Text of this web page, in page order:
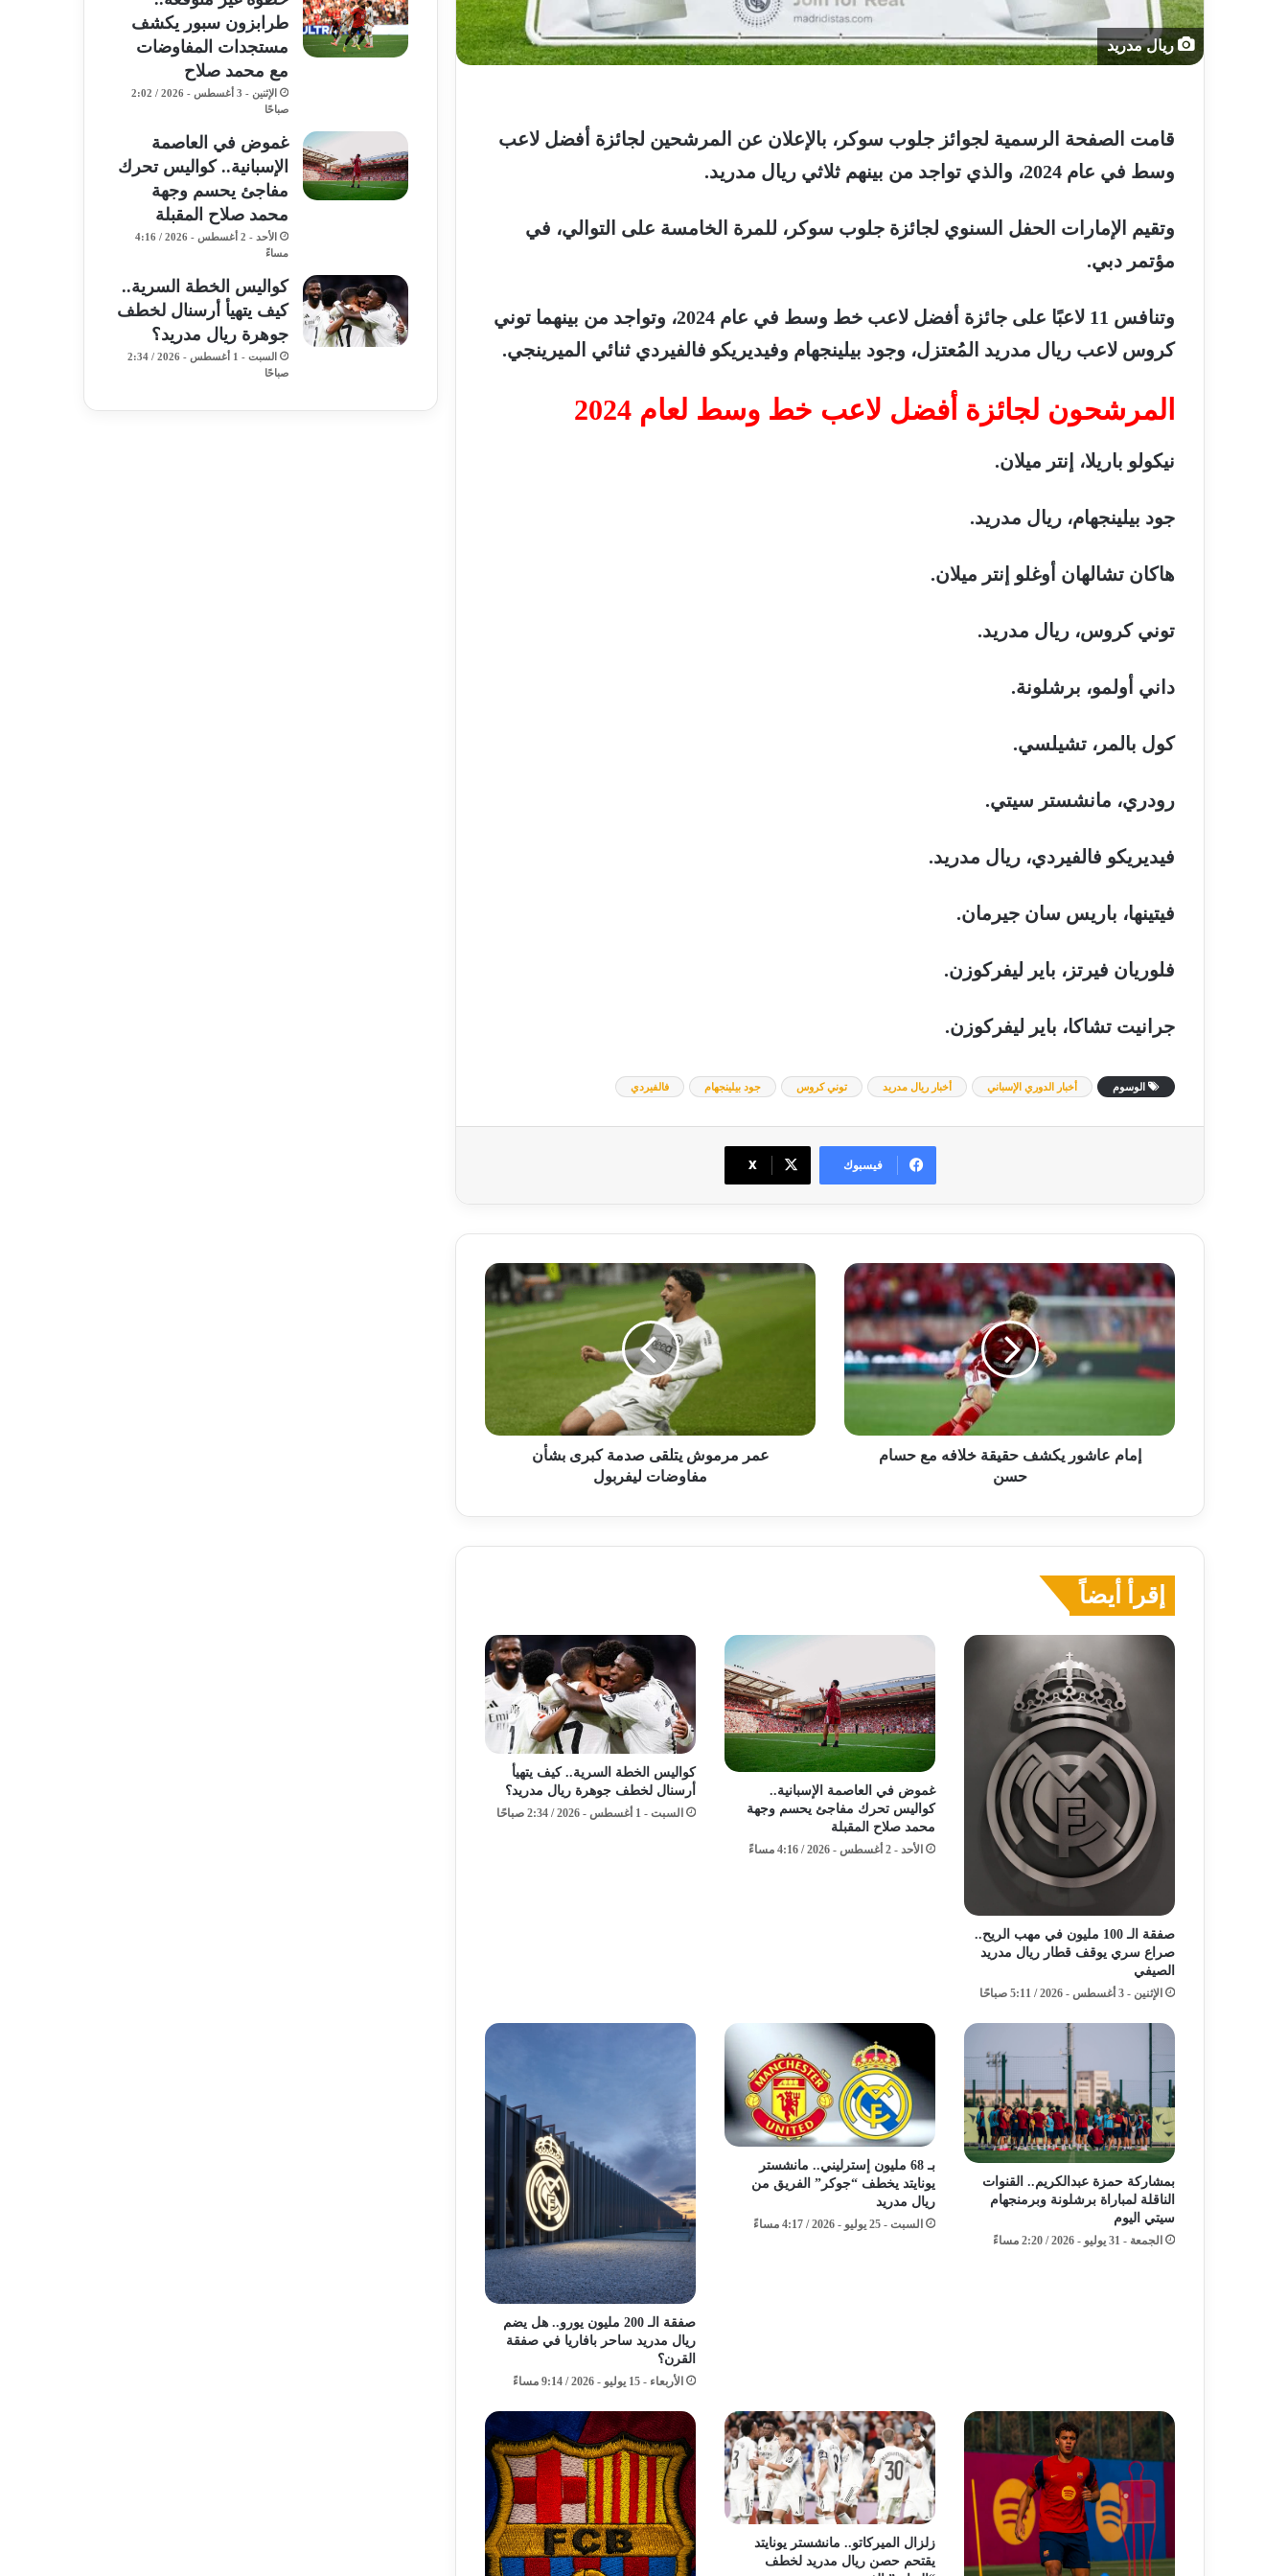
ريال مدريد
قامت الصفحة الرسمية لجوائز جلوب سوكر، بالإعلان عن المرشحين لجائزة أفضل لاعب
وسط في عام ، والذي تواجد من بينهم ثلاثي ريال مدريد.
وتقيم الإمارات الحفل السنوي لجائزة جلوب سوكر، للمرة الخامسة على التوالي، في
مؤتمر دبي.
وتنافس لاعبًا على جائزة أفضل لاعب خط وسط في عام ، وتواجد من بينهما توني
كروس لاعب ريال مدريد المُعتزل، وجود بيلينجهام وفيديريكو فالفيردي ثنائي الميرينجي.
المرشحون لجائزة أفضل لاعب خط وسط لعام
نيكولو باريلا، إنتر ميلان.
جود بيلينجهام، ريال مدريد.
هاكان تشالهان أوغلو إنتر ميلان.
توني كروس، ريال مدريد.
داني أولمو، برشلونة.
كول بالمر، تشيلسي.
رودري، مانشستر سيتي.
فيديريكو فالفيردي، ريال مدريد.
فيتينها، باريس سان جيرمان.
فلوريان فيرتز، باير ليفركوزن.
جرانيت تشاكا، باير ليفركوزن.
الوسوم أخبار الدوري الإسباني أخبار ريال مدريد توني كروس جود بيلينجهام فالفيردي
فيسبوك ‫X
إمام
عاشور
يكشف
حقيقة
خلافه
مع
إمام عاشور يكشف حقيقة خلافه مع حسام
حسن
عمر
عمر مرموش يتلقى صدمة كبرى بشأن
مفاوضات ليفربول
إقرأ أيضاً
صفقة الـ 100 مليون في مهب الريح..
صراع سري يوقف قطار ريال مدريد
الصيفي
الإثنين - 3 أغسطس - 2026 / 5:11 صباحًا
غموض في العاصمة الإسبانية..
كواليس تحرك مفاجئ يحسم وجهة
محمد صلاح المقبلة
الأحد - 2 أغسطس - 2026 / 4:16 مساءً
كواليس الخطة السرية.. كيف يتهيأ
أرسنال لخطف جوهرة ريال مدريد؟
السبت - 1 أغسطس - 2026 / 2:34 صباحًا
بمشاركة حمزة عبدالكريم.. القنوات
الناقلة لمباراة برشلونة وبرمنجهام
سيتي اليوم
الجمعة - 31 يوليو - 2026 / 2:20 مساءً
بـ 68 مليون إسترليني.. مانشستر
يونايتد يخطف “جوكر” الفريق من
ريال مدريد
السبت - 25 يوليو - 2026 / 4:17 مساءً
صفقة الـ 200 مليون يورو.. هل يضم
ريال مدريد ساحر بافاريا في صفقة
القرن؟
الأربعاء - 15 يوليو - 2026 / 9:14 مساءً
زلزال الميركاتو.. مانشستر يونايتد
يقتحم حصن ريال مدريد لخطف
طرابزون سبور يكشف
مستجدات المفاوضات
مع محمد صلاح
الإثنين - 3 أغسطس - 2026 / 2:02
صباحًا
غموض في العاصمة
الإسبانية.. كواليس تحرك
مفاجئ يحسم وجهة
محمد صلاح المقبلة
الأحد - 2 أغسطس - 2026 / 4:16
مساءً
كواليس الخطة السرية..
كيف يتهيأ أرسنال لخطف
جوهرة ريال مدريد؟
السبت - 1 أغسطس - 2026 / 2:34
صباحًا